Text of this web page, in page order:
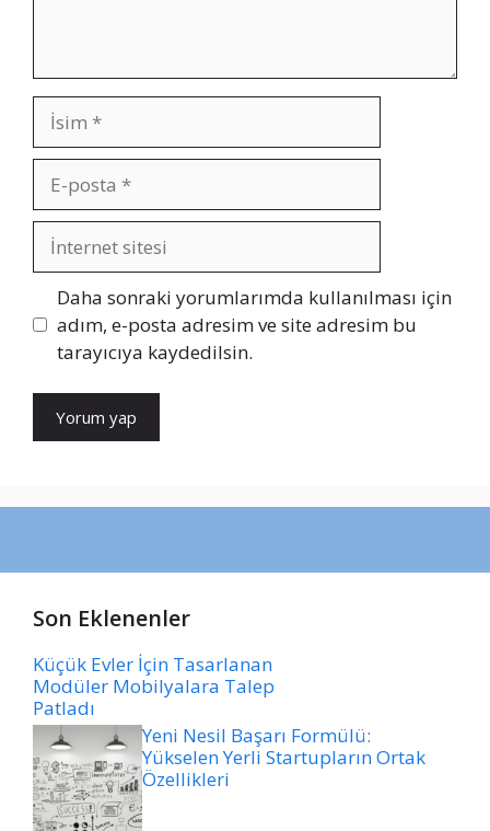
İsim
posta
İnternet
sitesi
Daha sonraki yorumlarımda kullanılması için
adım, e-posta adresim ve site adresim bu
tarayıcıya kaydedilsin.
Son Eklenenler
Küçük Evler İçin Tasarlanan
Modüler Mobilyalara Talep
Patladı
Yeni Nesil Başarı Formülü:
Yükselen Yerli Startupların Ortak
Özellikleri